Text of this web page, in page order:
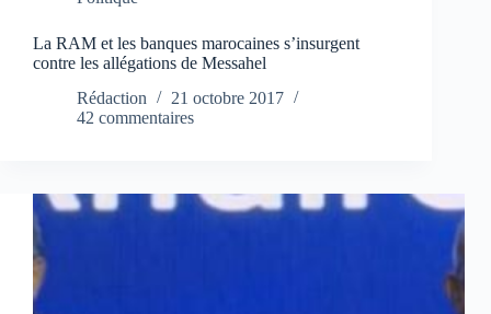
La RAM et les banques marocaines s’insurgent
contre les allégations de Messahel
Rédaction
21 octobre 2017
42 commentaires